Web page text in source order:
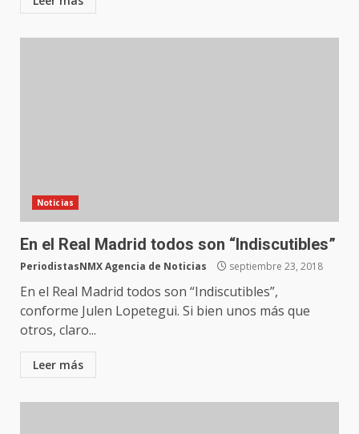
Noticias
En el Real Madrid todos son “Indiscutibles”
PeriodistasNMX Agencia de Noticias septiembre 23, 2018
En el Real Madrid todos son “Indiscutibles”,
conforme Julen Lopetegui. Si bien unos más que
otros, claro...
Leer más